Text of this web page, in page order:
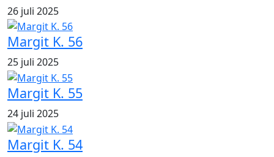
26 juli 2025
Margit K. 56
25 juli 2025
Margit K. 55
24 juli 2025
Margit K. 54